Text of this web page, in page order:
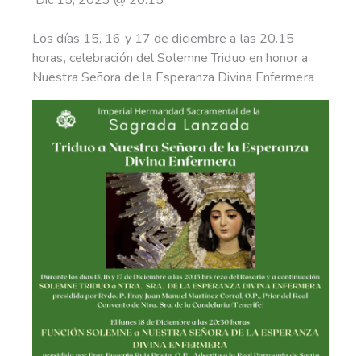
Los días 15, 16 y 17 de diciembre a las 20.15
horas, celebración del Solemne Triduo en honor a
Nuestra Señora de la Esperanza Divina Enfermera